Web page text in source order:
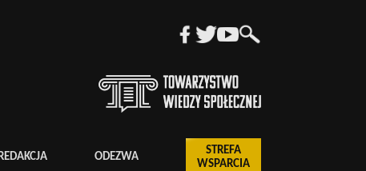
ODEZWA
STREFA
WSPARCIA